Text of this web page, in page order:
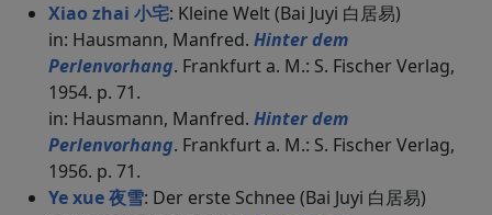
Xiao zhai 小宅: Kleine Welt (Bai Juyi 白居易)
in: Hausmann, Manfred. Hinter dem
Perlenvorhang. Frankfurt a. M.: S. Fischer Verlag,
1954. p. 71.
in: Hausmann, Manfred. Hinter dem
Perlenvorhang. Frankfurt a. M.: S. Fischer Verlag,
1956. p. 71.
Ye xue 夜雪: Der erste Schnee (Bai Juyi 白居易)